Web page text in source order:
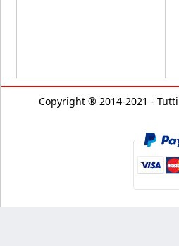
Copyright ® 2014-2021 -